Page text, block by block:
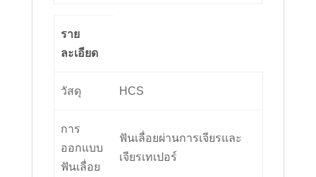
ราย
ละเอียด
วัสดุ HCS
การ
ออกแบบ
ฟันเลื่อย
ฟันเลื่อยผ่านการเจียรและ
เจียรเทเปอร์